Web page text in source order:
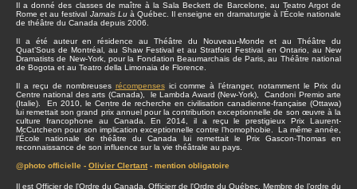
Il a donné des classes de maître à la Sala Beckett de Barcelone, au Teatro Argot de
Rome et au festival Jamais Luà Québec. Il enseigne en dramaturgie à l’École nationale
de théâtre du Canada depuis 2006.
Il a été auteur en résidence au Théâtre du Nouveau-Monde et au Théâtre du
Quat’Sous de Montréal, au Shaw Festival et au Stratford Festival en Ontario, au New
Dramatists de New-York, pour la Fondation Beaumarchais de Paris, au Théâtre national
de Bogota et au Teatro della Limonaia de Florence.
Il a reçu de nombreuses récompensesici comme à l’étranger, notamment le Prix du
Centre national des arts (Canada), le Lambda Award (New-York), Candoni Premio arte
(Italie). En 2010, le Centre de recherche en civilisation canadienne-française (Ottawa)
lui remettait son grand prix annuel pour la contribution exceptionnelle de son œuvre à la
culture francophone au Canada. En 2014, il a reçu le prestigieux Prix Laurent-
McCutcheon pour son implication exceptionnelle contre l’homophobie. La même année,
l’École nationale de théâtre du Canada lui remettait le Prix Gascon-Thomas en
reconnaissance de son influence sur la vie théâtrale au pays.
@photo officielle - Olivier Clertant- mention obligatoire
Il est Officier de l'Ordre du Canada, Officierr de l'Ordre du Québec, Membre de l’ordre du